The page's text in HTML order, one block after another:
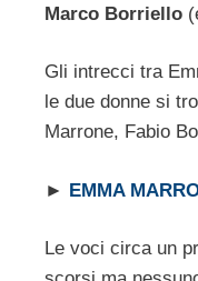
Marco Borriello
Gli intrecci tra
le due donne si
Marrone, Fabio
► EMMA
Le voci circa un